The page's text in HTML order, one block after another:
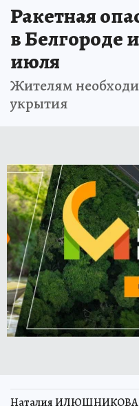
Ракетная
в Белгороде
июля
Жителям
укрытия
Наталия ИЛЮШНИКОВА